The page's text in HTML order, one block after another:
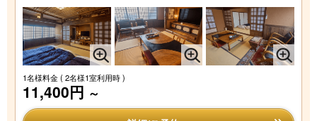
1名様料金( 2名様1室利用時 )
11,400円 ～